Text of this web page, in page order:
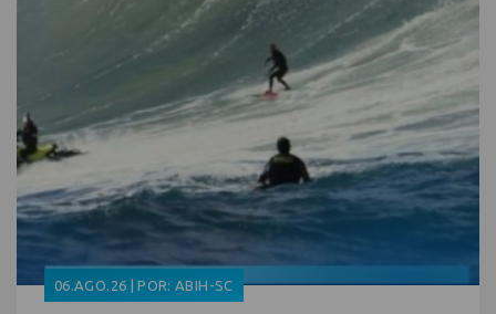
06.AGO.26 | POR: ABIH-SC